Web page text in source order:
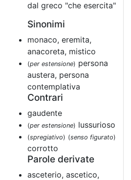
dal greco "che esercita"
Sinonimi
monaco, eremita,
anacoreta, mistico
(per estensione) persona
austera, persona
contemplativa
Contrari
gaudente
(per estensione) lussurioso
(spregiativo) (senso figurato)
corrotto
Parole derivate
asceterio, ascetico,